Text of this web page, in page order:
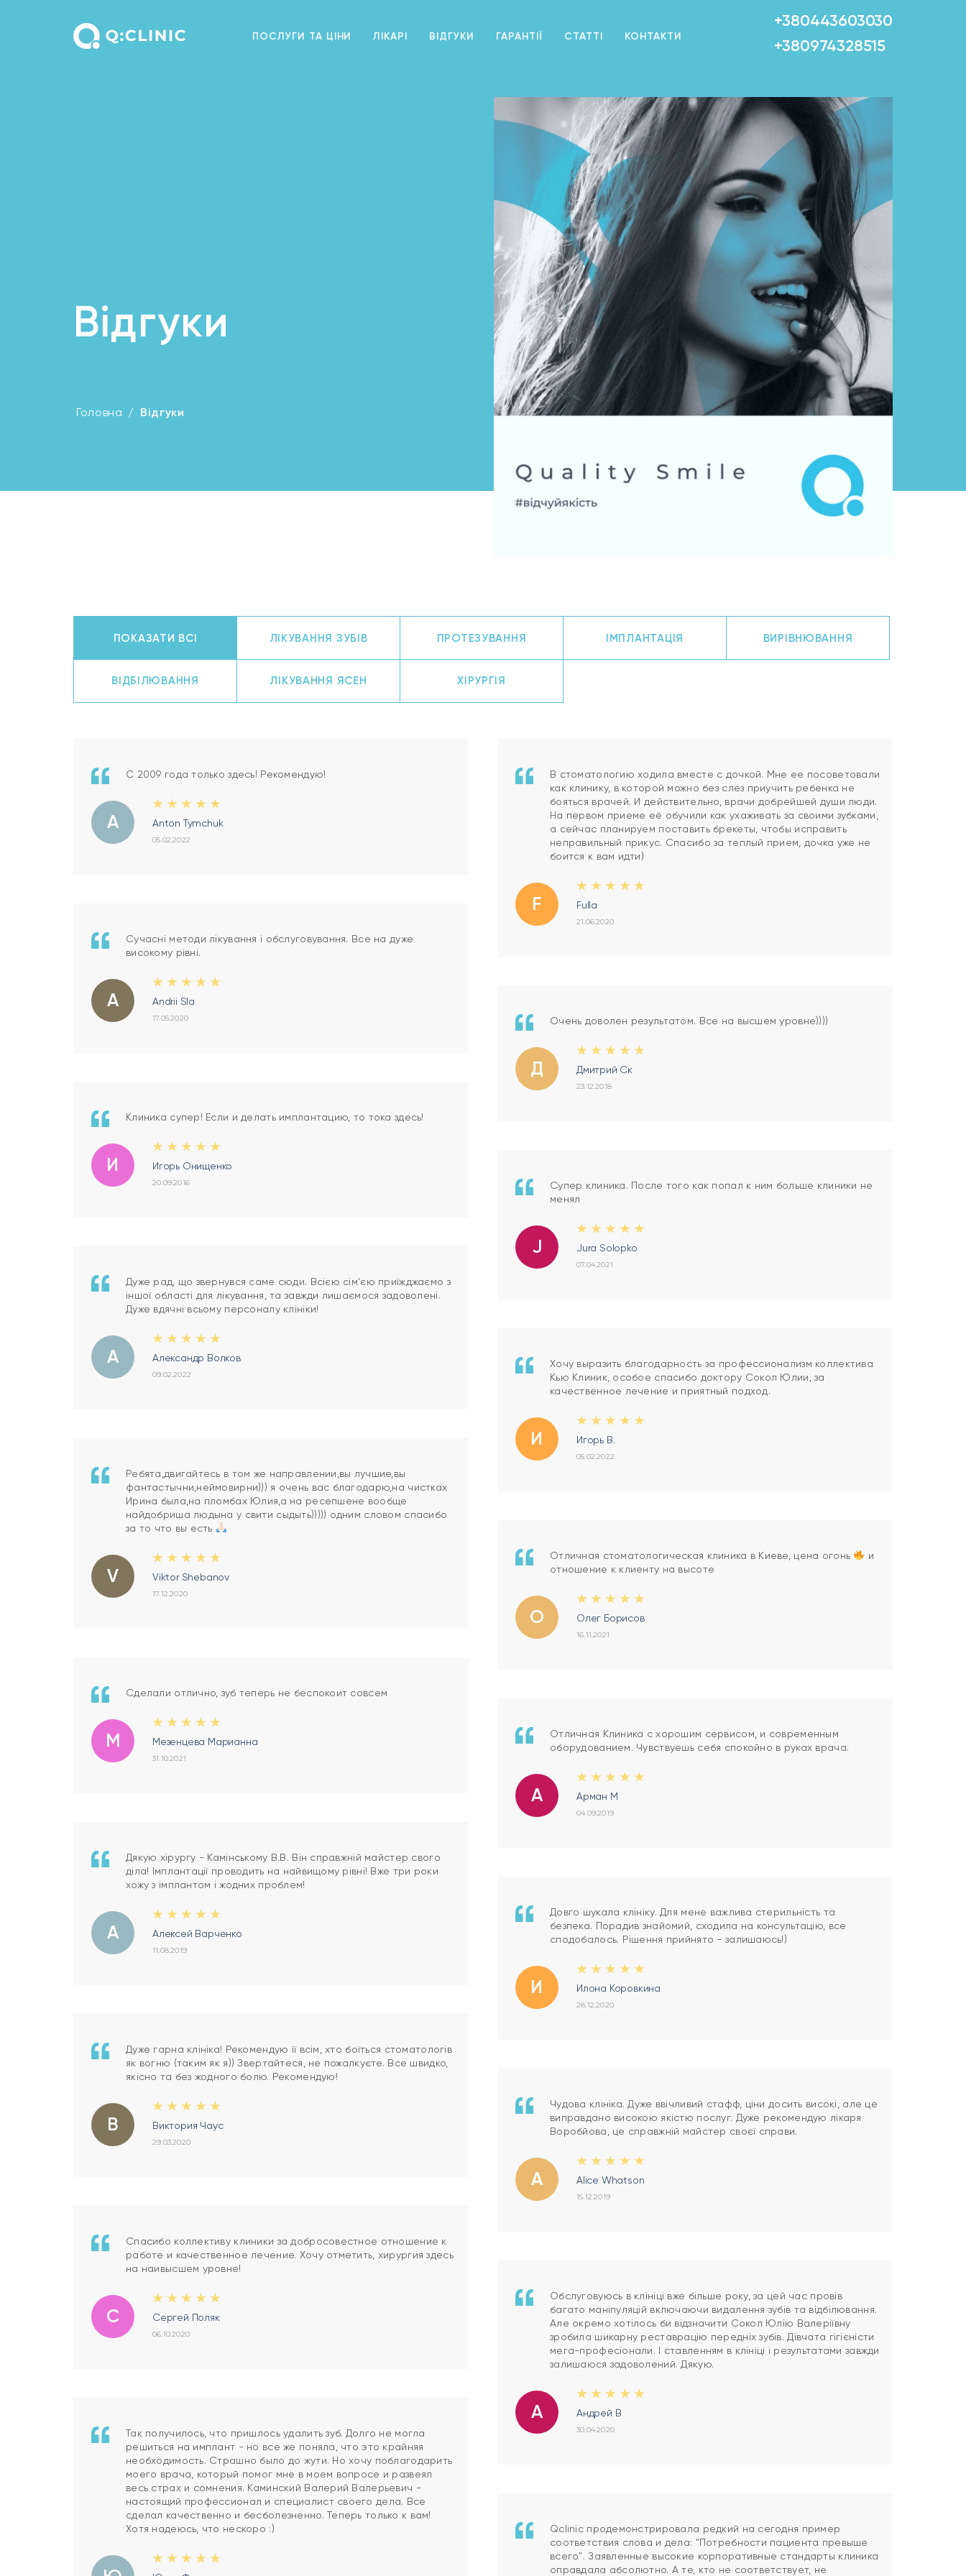
ПОСЛУГИ ТА ЦІНИ ЛІКАРІ ВІДГУКИ ГАРАНТІЇ СТАТТІ КОНТАКТИ
+380443603030
+380974328515
Відгуки
Головна / Відгуки
ПОКАЗАТИ ВСІ ЛІКУВАННЯ ЗУБІВ ПРОТЕЗУВАННЯ ІМПЛАНТАЦІЯ ВИРІВНЮВАННЯ
ВІДБІЛЮВАННЯ ЛІКУВАННЯ ЯСЕН ХІРУРГІЯ
С 2009 года только здесь! Рекомендую!
A Anton Tymchuk
05.02.2022
В стоматологию ходила вместе с дочкой. Мне ее посоветовали
как клинику, в которой можно без слез приучить ребенка не
бояться врачей. И действительно, врачи добрейшей души люди.
На первом приеме её обучили как ухаживать за своими зубками,
а сейчас планируем поставить брекеты, чтобы исправить
неправильный прикус. Спасибо за теплый прием, дочка уже не
боится к вам идти)
F Fulla
21.06.2020
Сучасні методи лікування і обслуговування. Все на дуже
високому рівні.
A Andrii Sla
17.05.2020 Очень доволен результатом. Все на высшем уровне))))
Д Дмитрий Ск
23.12.2018
Клиника супер! Если и делать имплантацию, то тока здесь!
И Игорь Онищенко
20.09.2016
Супер клиника. После того как попал к ним больше клиники не
менял
J Jura Solopko
07.04.2021
Дуже рад, що звернувся саме сюди. Всією сім'єю приїжджаємо з
іншої області для лікування, та завжди лишаємося задоволені.
Дуже вдячні всьому персоналу клініки!
А Александр Волков
09.02.2022
Хочу выразить благодарность за профессионализм коллектива
Кью Клиник, особое спасибо доктору Сокол Юлии, за
качественное лечение и приятный подход.
И Игорь В.
05.02.2022
Ребята,двигайтесь в том же направлении,вы лучшие,вы
фантастычни,неймовирни))) я очень вас благодарю,на чистках
Ирина была,на пломбах Юлия,а на ресепшене вообще
найдобриша людына у свити сыдыть))))) одним словом спасибо
за то что вы есть
V Viktor Shebanov
17.12.2020
Отличная стоматологическая клиника в Киеве, цена огонь
и
отношение к клиенту на высоте
О Олег Борисов
16.11.2021
Сделали отлично, зуб теперь не беспокоит совсем
М Мезенцева Марианна
31.10.2021
Отличная Клиника с хорошим сервисом, и современным
оборудованием. Чувствуешь себя спокойно в руках врача.
А Арман М
04.09.2019
Дякую хірургу - Камінському В.В. Він справжній майстер свого
діла! Імплантації проводить на найвищому рівні! Вже три роки
хожу з імплантом і жодних проблем!
А Алексей Варченко
11.08.2019
Довго шукала клініку. Для мене важлива стерильність та
безпека. Порадив знайомий, сходила на консультацію, все
сподобалось. Рішення прийнято - залишаюсь!)
И Илона Коровкина
28.12.2020
Дуже гарна клініка! Рекомендую її всім, хто боїться стоматологів
як вогню (таким як я)) Звертайтеся, не пожалкуєте. Все швидко,
якісно та без жодного болю. Рекомендую!
В Виктория Чаус
29.03.2020
Чудова клініка. Дуже ввічливий стафф, ціни досить високі, але це
виправдано високою якістю послуг. Дуже рекомендую лікаря
Воробйова, це справжній майстер своєї справи.
A Alice Whatson
15.12.2019
Спасибо коллективу клиники за добросовестное отношение к
работе и качественное лечение. Хочу отметить, хирургия здесь
на наивысшем уровне!
С Сергей Поляк
06.10.2020
Обслуговуюсь в клініці вже більше року, за цей час провів
багато маніпуляцій включаючи видалення зубів та відбілювання.
Але окремо хотілось би відзначити Сокол Юлію Валеріївну
зробила шикарну реставрацію передніх зубів. Дівчата гігієністи
мега-професіонали. І ставленням в клініці і результатами завжди
залишаюся задоволений. Дякую.
А Андрей В
30.04.2020
Так получилось, что пришлось удалить зуб. Долго не могла
решиться на имплант - но все же поняла, что это крайняя
необходимость. Страшно было до жути. Но хочу поблагодарить
моего врача, который помог мне в моем вопросе и развеял
весь страх и сомнения. Каминский Валерий Валерьевич -
настоящий профессионал и специалист своего дела. Все
сделал качественно и бесболезненно. Теперь только к вам!
Хотя надеюсь, что нескоро :)
Qclinic продемонстрировала редкий на сегодня пример
соответствия слова и дела: "Потребности пациента превыше
всего". Заявленные высокие корпоративные стандарты клиника
оправдала абсолютно. А те, кто не соответствует, не